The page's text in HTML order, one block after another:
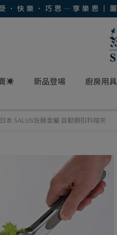
☀ 新品登場 廚房用具
日本 SALUS佐藤金屬 自動鎖扣料理夾